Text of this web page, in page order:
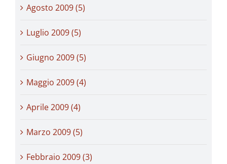
Agosto 2009 (5)
Luglio 2009 (5)
Giugno 2009 (5)
Maggio 2009 (4)
Aprile 2009 (4)
Marzo 2009 (5)
Febbraio 2009 (3)